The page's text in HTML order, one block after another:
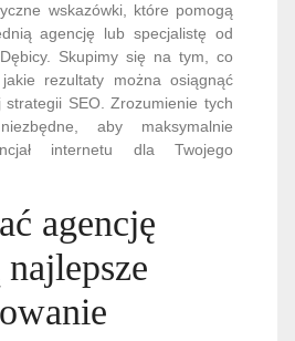
wskazówki, które pomogą
agencję lub specjalistę od
Skupimy się na tym, co
rezultaty można osiągnąć
strategii SEO. Zrozumienie tych
aby maksymalnie
internetu dla Twojego
agencję